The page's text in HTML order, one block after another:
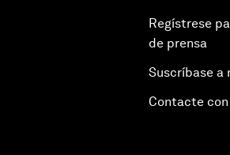
Regístrese
de prensa
Suscríbase a
Contacte